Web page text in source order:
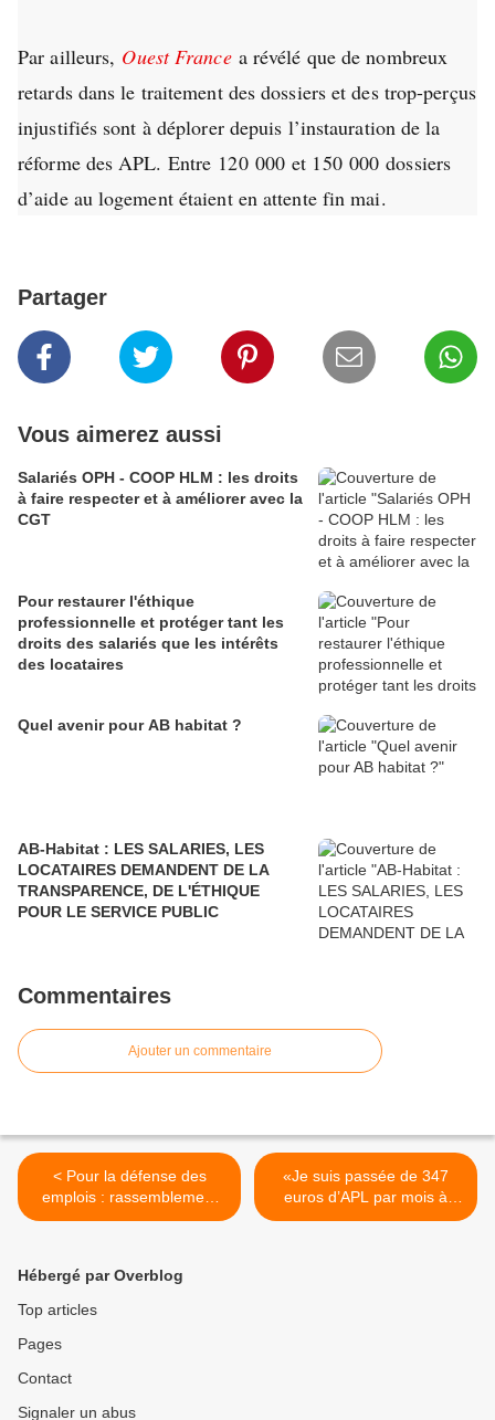
Par ailleurs, Ouest France a révélé que de nombreux
retards dans le traitement des dossiers et des trop-perçus
injustifiés sont à déplorer depuis l’instauration de la
réforme des APL. Entre 120 000 et 150 000 dossiers
d’aide au logement étaient en attente fin mai.
Partager
Vous aimerez aussi
Salariés OPH - COOP HLM : les droits
à faire respecter et à améliorer avec la
CGT
Pour restaurer l'éthique
professionnelle et protéger tant les
droits des salariés que les intérêts
des locataires
Quel avenir pour AB habitat ?
AB-Habitat : LES SALARIES, LES
LOCATAIRES DEMANDENT DE LA
TRANSPARENCE, DE L'ÉTHIQUE
POUR LE SERVICE PUBLIC
Commentaires
Ajouter un commentaire
< Pour la défense des
emplois : rassemblement
Mardi 8 juin 11H devant la
«Je suis passée de 347
euros d’APL par mois à
zéro du jour au lendemain»
Hébergé par Overblog
Top articles
Pages
Contact
Signaler un abus